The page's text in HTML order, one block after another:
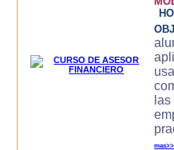
mas>>